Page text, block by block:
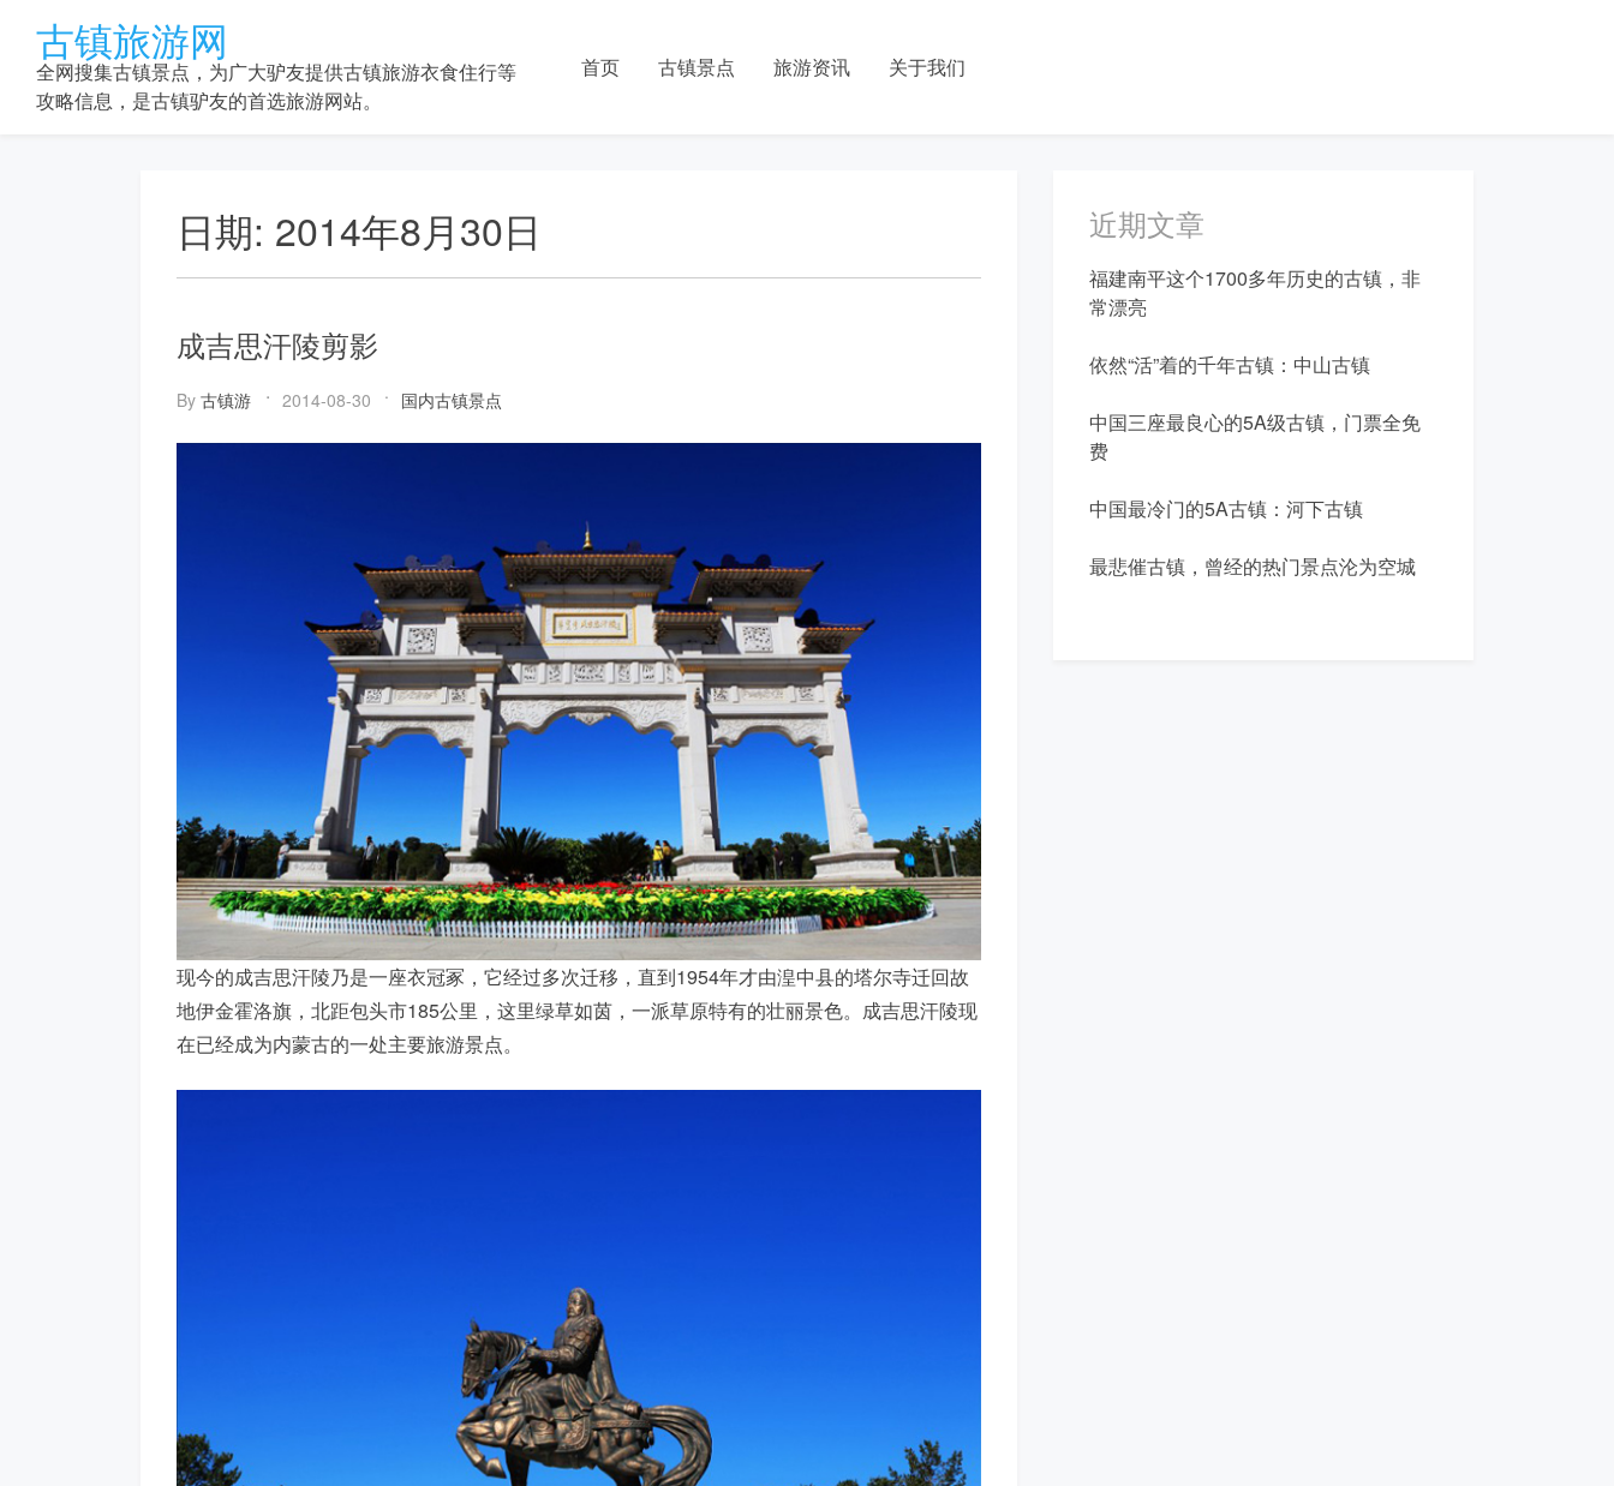
content
古镇旅游网
全网搜集古镇景点，为广大驴友提供古镇旅游衣食住行等
攻略信息，是古镇驴友的首选旅游网站。
首页 古镇景点 旅游资讯 关于我们
日期: 2014年8月30日
成吉思汗陵剪影
By 古镇游 2014-08-30 国内古镇景点
现今的成吉思汗陵乃是一座衣冠冢，它经过多次迁移，直到1954年才由湟中县的塔尔寺迁回故
地伊金霍洛旗，北距包头市185公里，这里绿草如茵，一派草原特有的壮丽景色。成吉思汗陵现
在已经成为内蒙古的一处主要旅游景点。
近期文章
福建南平这个1700多年历史的古镇，非
常漂亮
依然“活”着的千年古镇：中山古镇
中国三座最良心的5A级古镇，门票全免
费
中国最冷门的5A古镇：河下古镇
最悲催古镇，曾经的热门景点沦为空城